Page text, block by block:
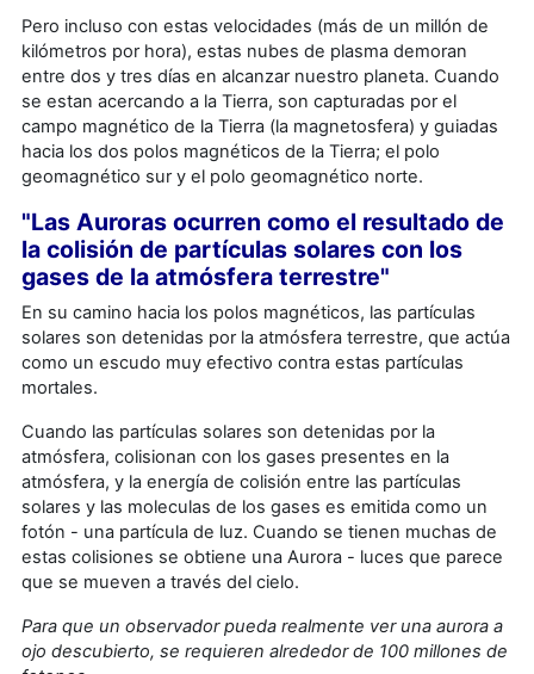
Pero incluso con estas velocidades (más de un millón de
kilómetros por hora), estas nubes de plasma demoran
entre dos y tres días en alcanzar nuestro planeta. Cuando
se estan acercando a la Tierra, son capturadas por el
campo magnético de la Tierra (la magnetosfera) y guiadas
hacia los dos polos magnéticos de la Tierra; el polo
geomagnético sur y el polo geomagnético norte.
"Las Auroras ocurren como el resultado de
la colisión de partículas solares con los
gases de la atmósfera terrestre"
En su camino hacia los polos magnéticos, las partículas
solares son detenidas por la atmósfera terrestre, que actúa
como un escudo muy efectivo contra estas partículas
mortales.
Cuando las partículas solares son detenidas por la
atmósfera, colisionan con los gases presentes en la
atmósfera, y la energía de colisión entre las partículas
solares y las moleculas de los gases es emitida como un
fotón - una partícula de luz. Cuando se tienen muchas de
estas colisiones se obtiene una Aurora - luces que parece
que se mueven a través del cielo.
Para que un observador pueda realmente ver una aurora a
ojo descubierto, se requieren alrededor de 100 millones de